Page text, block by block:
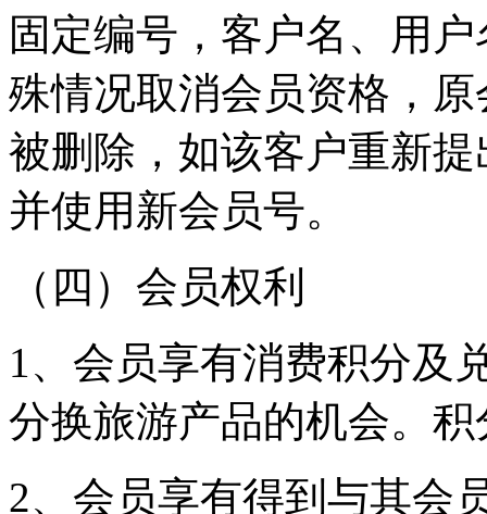
固定编号，客户名、用
殊情况取消会员资格，
被删除，如该客户重新
并使用新会员号。
（四）会员权利
1、会员享有消费积分及
分换旅游产品的机会
2、会员享有得到与其会